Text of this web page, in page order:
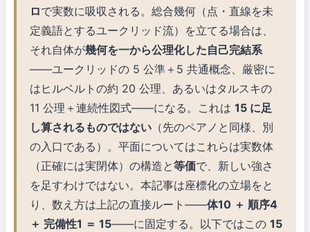
ロで実数に吸収される。総合幾何（点・直線を未
定義語とするユークリッド流）を立てる場合は、
それ自体が幾何を一から公理化した自己完結系
——ユークリッドの 5 公準＋5 共通概念、厳密に
はヒルベルトの約 20 公理、あるいはタルスキの
11 公理＋連続性図式——になる。これは15 に足
し算されるものではない （先のペアノと同様、別
の入口である）。平面についてはこれらは実数体
（正確には実閉体）の構造と等価で、新しい強さ
を足すわけではない。本記事は座標化の立場をと
り、数え方は上記の直接ルート——体10 ＋ 順序4
＋ 完備性1 ＝ 15——に固定する。以下ではこの15